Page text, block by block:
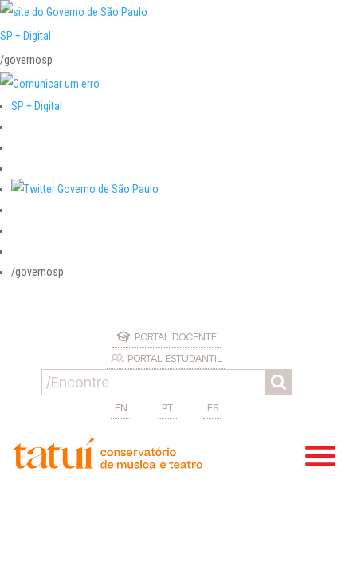
SP + Digital
/governosp
SP + Digital
/governosp
PORTAL DOCENTE
PORTAL ESTUDANTIL
EN PT ES